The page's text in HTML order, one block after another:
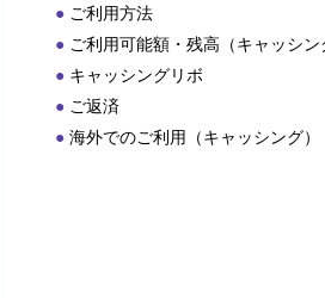
ご利用方法
ご利用可能額・残高（キャッシン
キャッシングリボ
ご返済
海外でのご利用（キャッシング）